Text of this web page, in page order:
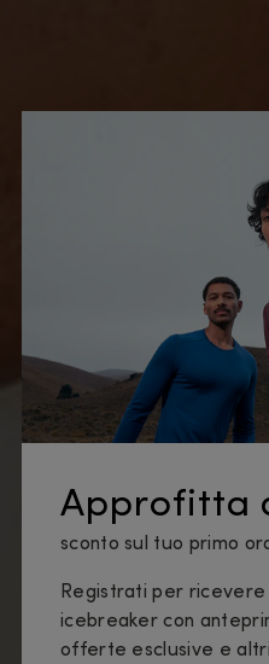
Approfitta
sconto sul tuo primo
Registrati per
icebreaker con
offerte esclusive e